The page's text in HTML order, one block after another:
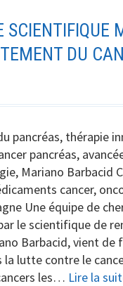
pourquoi
son
visage
César
2026
?
SCIENTIFIQUE
DU
pancréas, thérapie
pancréas,
Mariano Barbacid
cancer,
Une équipe de
le scientifique de
Barbacid, vient de
la lutte contre le
les… Lire la